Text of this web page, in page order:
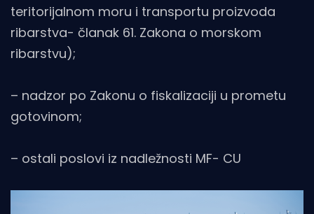
teritorijalnom moru i transportu proizvoda
ribarstva- članak 61. Zakona o morskom
ribarstvu);
– nadzor po Zakonu o fiskalizaciji u prometu
gotovinom;
– ostali poslovi iz nadležnosti MF- CU